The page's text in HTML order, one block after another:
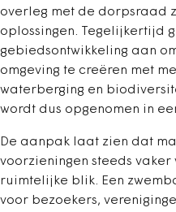
overleg met de dorpsraad
oplossingen. Tegelijkertijd
gebiedsontwikkeling aan
omgeving te creëren met
waterberging en
wordt dus opgenomen in
De aanpak laat zien dat
voorzieningen steeds
ruimtelijke blik. Een
voor bezoekers,